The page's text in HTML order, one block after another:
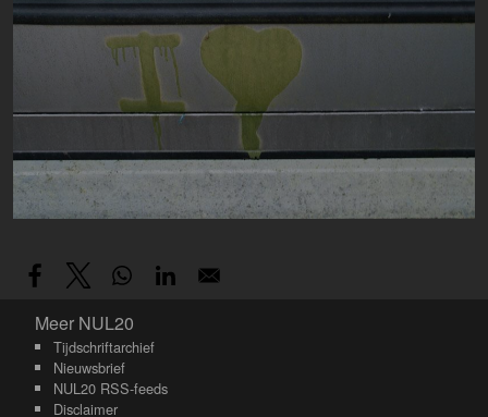
Meer NUL20
Meer NUL20
Tijdschriftarchief
Nieuwsbrief
NUL20 RSS-feeds
Disclaimer